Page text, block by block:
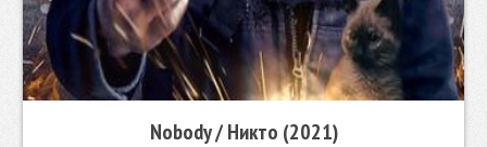
Nobody / Никто (2021)